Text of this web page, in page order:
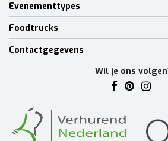
Evenementtypes
Foodtrucks
Contactgegevens
Wil je ons